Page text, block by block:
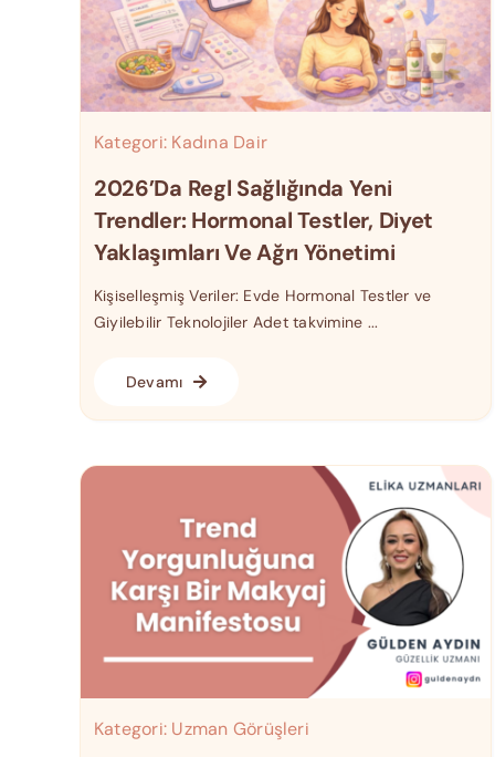
Kategori: Kadına Dair
2026’da Regl Sağlığında Yeni
Trendler: Hormonal Testler, Diyet
Yaklaşımları Ve Ağrı Yönetimi
Kişiselleşmiş Veriler: Evde Hormonal Testler ve
Giyilebilir Teknolojiler Adet takvimine ...
Devamı
Kategori: Uzman Görüşleri